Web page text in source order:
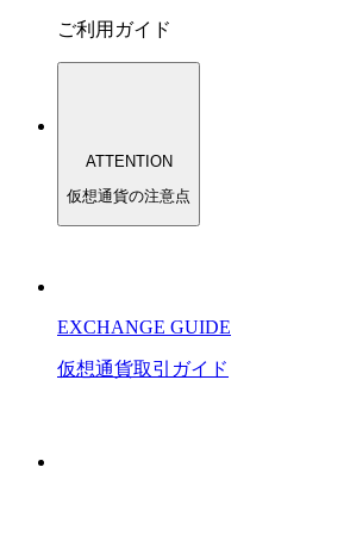
ご利用ガイド
ATTENTION
仮想通貨の注意点
EXCHANGE GUIDE
仮想通貨取引 ガイド